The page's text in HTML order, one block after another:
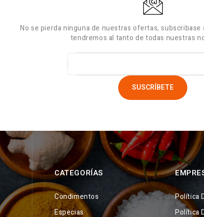
No se pierda ninguna de nuestras ofertas,
tendremos al tanto de todas nuestras
CATEGORÍAS
Condimentos
Especias
Política
Política